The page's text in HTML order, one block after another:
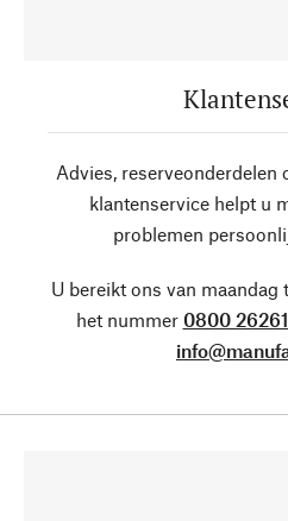
Advies, reserveonderdelen
klantenservice helpt u
problemen
U bereikt ons van
het nummer 0800